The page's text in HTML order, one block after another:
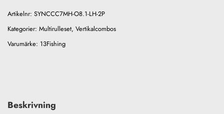
Artikelnr: SYNCCC7MH-O8.1-LH-2P
Kategorier: Multirulleset, Vertikalcombos
Varumärke: 13Fishing
Beskrivning